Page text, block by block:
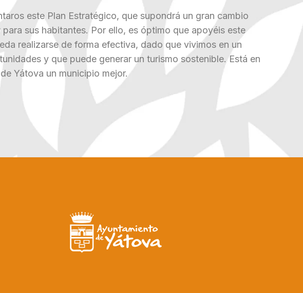
este Plan Estratégico, que supondrá un gran cambio
sus habitantes. Por ello, es óptimo que apoyéis este
realizarse de forma efectiva, dado que vivimos en un
y que puede generar un turismo sostenible. Está en
Yátova un municipio mejor.